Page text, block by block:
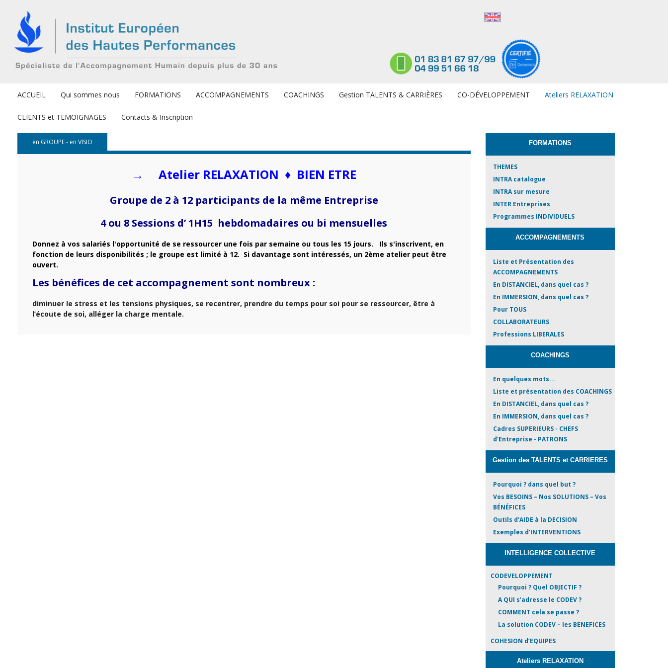
ACCUEIL Qui sommes nous FORMATIONS ACCOMPAGNEMENTS COACHINGS Gestion TALENTS & CARRIÈRES CO-DÉVELOPPEMENT Ateliers RELAXATION
CLIENTS et TEMOIGNAGES Contacts & Inscription
en GROUPE - en VISIO
→ Atelier RELAXATION ♦ BIEN ETRE
Groupe de 2 à 12 participants de la même Entreprise
4 ou 8 Sessions d’ 1H15 hebdomadaires ou bi mensuelles
Donnez à vos salariés l'opportunité de se ressourcer une fois par semaine ou tous les 15 jours. Ils s'inscrivent, en
fonction de leurs disponibilités ; le groupe est limité à 12. Si davantage sont intéressés, un 2ème atelier peut être
ouvert.
Les bénéfices de cet accompagnement sont nombreux :
diminuer le stress et les tensions physiques, se recentrer, prendre du temps pour soi pour se ressourcer, être à
l’écoute de soi, alléger la charge mentale.
FORMATIONS
THEMES
INTRA catalogue
INTRA sur mesure
INTER Entreprises
Programmes INDIVIDUELS
ACCOMPAGNEMENTS
Liste et Présentation des
ACCOMPAGNEMENTS
En DISTANCIEL, dans quel cas ?
En IMMERSION, dans quel cas ?
Pour TOUS
COLLABORATEURS
Professions LIBERALES
COACHINGS
En quelques mots...
Liste et présentation des COACHINGS
En DISTANCIEL, dans quel cas ?
En IMMERSION, dans quel cas ?
Cadres SUPERIEURS - CHEFS
d'Entreprise - PATRONS
Gestion des TALENTS et CARRIERES
Pourquoi ? dans quel but ?
Vos BESOINS – Nos SOLUTIONS – Vos
BÉNÉFICES
Outils d’AIDE à la DECISION
Exemples d’INTERVENTIONS
INTELLIGENCE COLLECTIVE
CODEVELOPPEMENT
Pourquoi ? Quel OBJECTIF ?
A QUI s’adresse le CODEV ?
COMMENT cela se passe ?
La solution CODEV – les BENEFICES
COHESION d’EQUIPES
Ateliers RELAXATION